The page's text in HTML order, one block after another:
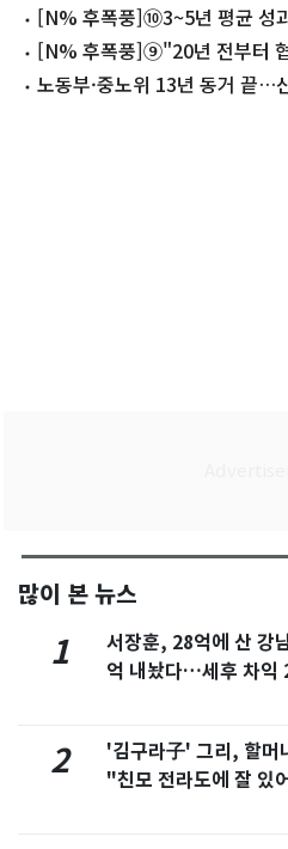
몽상]
[N% 후폭풍]⑩3~5년 평균 성
개정 필요
[N% 후폭풍]⑨"20년 전부터
했는데"
노동부·중노위 13년 동거 끝…
많이 본 뉴스
1
서장훈, 28억에 산 강
억 내놨다…세후 차익
2
'김구라子' 그리, 할머
"친모 전라도에 잘